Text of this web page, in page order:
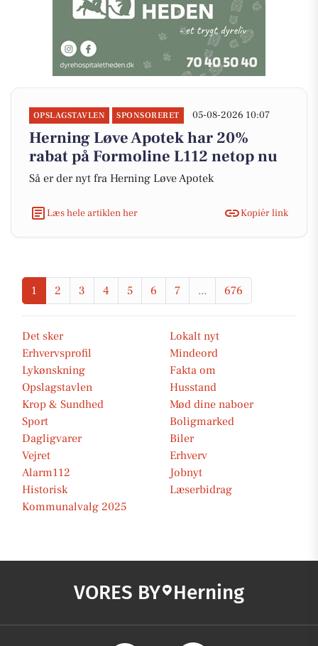
OPSLAGSTAVLEN SPONSORERET 05-08-2026 10:07
Herning Løve Apotek har 20%
rabat på Formoline L112 netop nu
Så er der nyt fra Herning Løve Apotek
Læs hele artiklen her Kopiér link
1 2 3 4 5 6 7 ... 676
Det sker
Lokalt nyt
Erhvervsprofil
Mindeord
Lykønskning
Fakta om
Opslagstavlen
Husstand
Krop & Sundhed
Mød dine naboer
Sport
Boligmarked
Dagligvarer
Biler
Vejret
Erhverv
Alarm112
Jobnyt
Historisk
Læserbidrag
Kommunalvalg 2025
VORES BY Herning